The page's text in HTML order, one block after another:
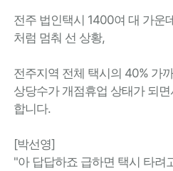
전주 법인택시 1400여 대 가운
처럼 멈춰 선 상황,
전주지역 전체 택시의 40% 가
상당수가 개점휴업 상태가 되
합니다.
[박선영]
"아 답답하죠 급하면 택시 타려